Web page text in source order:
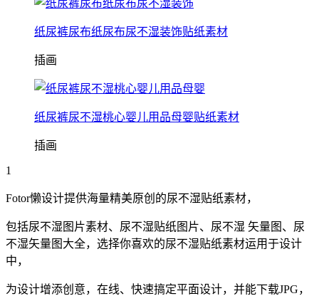
纸尿裤尿布纸尿布尿不湿装饰贴纸素材
插画
纸尿裤尿不湿桃心婴儿用品母婴贴纸素材
插画
1
Fotor懒设计提供海量精美原创的尿不湿贴纸素材，
包括尿不湿图片素材、尿不湿贴纸图片、尿不湿 矢量图、尿
不湿矢量图大全，选择你喜欢的尿不湿贴纸素材运用于设计
中，
为设计增添创意，在线、快速搞定平面设计，并能下载JPG，